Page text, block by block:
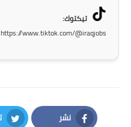
تيكتوك:
https://www.tiktok.com/@iraqjobs
نشر